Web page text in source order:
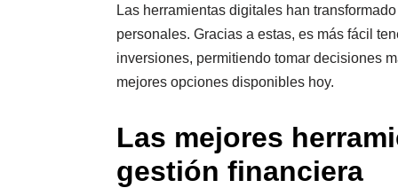
Las herramientas digitales han
personales. Gracias a estas, es más fácil
inversiones, permitiendo tomar decisiones
mejores opciones disponibles hoy.
Las mejores
gestión financiera